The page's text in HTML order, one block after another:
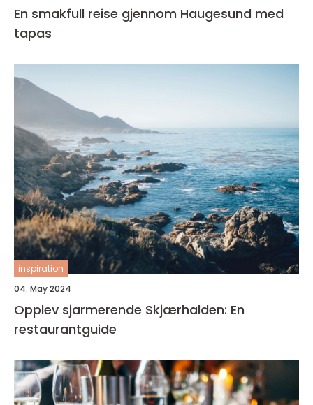
En smakfull reise gjennom Haugesund med
tapas
inspiration
04. May 2024
Opplev sjarmerende Skjærhalden: En
restaurantguide